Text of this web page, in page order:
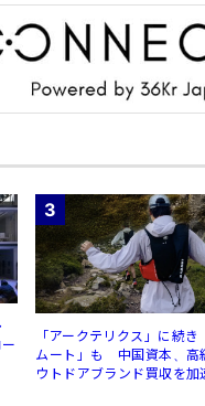
3
「アークテリクス」に続き
ムート」も 中国資本、高
ウトドアブランド買収を加